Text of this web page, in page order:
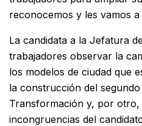
reconocemos y les vamos
La candidata a la Jefatura
trabajadores observar la
los modelos de ciudad que
la construcción del
Transformación y, por otro,
incongruencias del